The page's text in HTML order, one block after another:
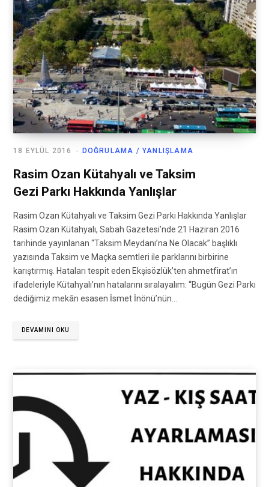
DOĞRULAMA / YANLIŞLAMA
18 EYLÜL 2016
Rasim Ozan Kütahyalı ve Taksim
Gezi Parkı Hakkında Yanlışlar
Rasim Ozan Kütahyalı ve Taksim Gezi Parkı Hakkında Yanlışlar
Rasim Ozan Kütahyalı, Sabah Gazetesi’nde 21 Haziran 2016
tarihinde yayınlanan “Taksim Meydanı’na Ne Olacak” başlıklı
yazısında Taksim ve Maçka semtleri ile parklarını birbirine
karıştırmış. Hataları tespit eden Ekşisözlük’ten ahmetfirat’ın
ifadeleriyle Kütahyalı’nın hatalarını sıralayalım: “Bugün Gezi Parkı
dediğimiz mekân esasen İsmet İnönü’nün…
DEVAMINI OKU